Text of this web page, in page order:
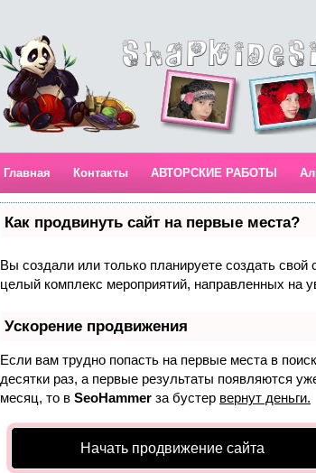
Главная Контакты АВТОРСКИЕ РАБОТЫ
Как продвинуть сайт на первые места?
Вы создали или только планируете создать свой
целый комплекс мероприятий, направленных на
Ускорение продвижения
Если вам трудно попасть на первые места в
десятки раз, а первые результаты появляются
месяц, то в SeoHammer за бустер вернут деньги.
Начать продвижение сайта